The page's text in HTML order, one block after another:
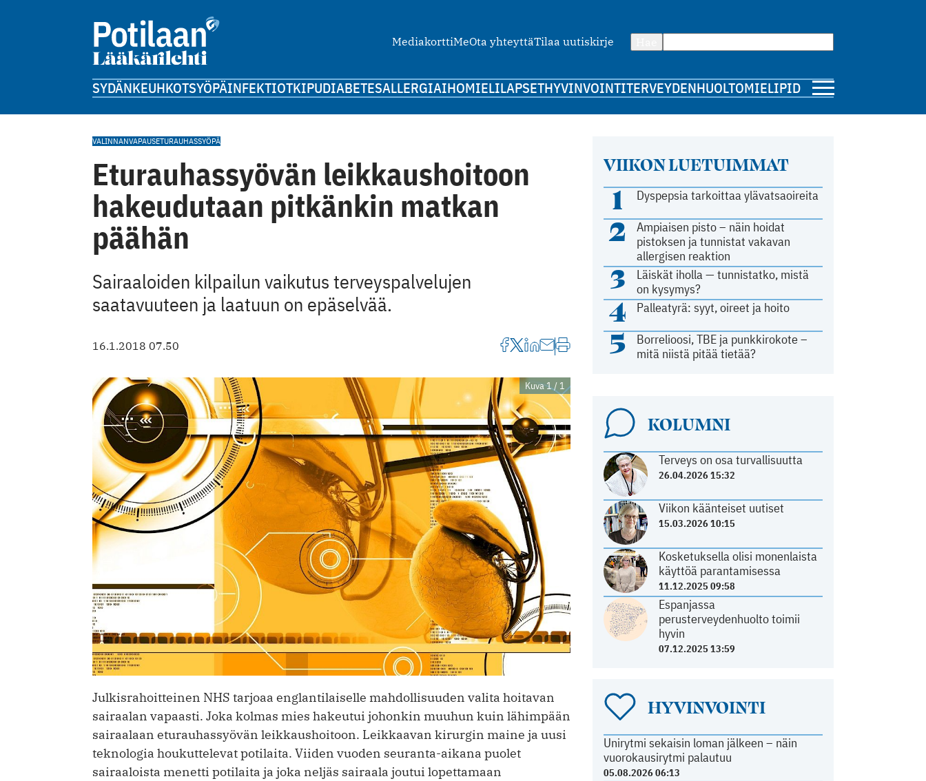
MediakorttiMeOta yhteyttäTilaa uutiskirje
SYDÄNKEUHKOTSYÖPÄINFEKTIOTKIPUDIABETESALLERGIAIHOMIELILAPSETHYVINVOINTITERVEYDENHUOLTOMIELIPIDE
VIIKON LUETUIMMAT
1 Dyspepsia tarkoittaa ylävatsaoireita
2
Ampiaisen pisto – näin hoidat
pistoksen ja tunnistat vakavan
allergisen reaktion
3
Läiskät iholla — tunnistatko, mistä
on kysymys?
4 Palleatyrä: syyt, oireet ja hoito
5
Borrelioosi, TBE ja punkkirokote –
mitä niistä pitää tietää?
KOLUMNI
Terveys on osa turvallisuutta
26.04.2026 15:32
Viikon käänteiset uutiset
15.03.2026 10:15
Kosketuksella olisi monenlaista
käyttöä parantamisessa
11.12.2025 09:58
Espanjassa
perusterveydenhuolto toimii
hyvin
07.12.2025 13:59
HYVINVOINTI
Unirytmi sekaisin loman jälkeen – näin
vuorokausirytmi palautuu
05.08.2026 06:13
VALINNANVAPAUSETURAUHASSYÖPÄ
Eturauhassyövän leikkaushoitoon
hakeudutaan pitkänkin matkan
päähän
Sairaaloiden kilpailun vaikutus terveyspalvelujen
saatavuuteen ja laatuun on epäselvää.
16.1.2018 07.50
Kuva 1 / 1
Julkisrahoitteinen NHS tarjoaa englantilaiselle mahdollisuuden valita hoitavan
sairaalan vapaasti. Joka kolmas mies hakeutui johonkin muuhun kuin lähimpään
sairaalaan eturauhassyövän leikkaushoitoon. Leikkaavan kirurgin maine ja uusi
teknologia houkuttelevat potilaita. Viiden vuoden seuranta-aikana puolet
sairaaloista menetti potilaita ja joka neljäs sairaala joutui lopettamaan